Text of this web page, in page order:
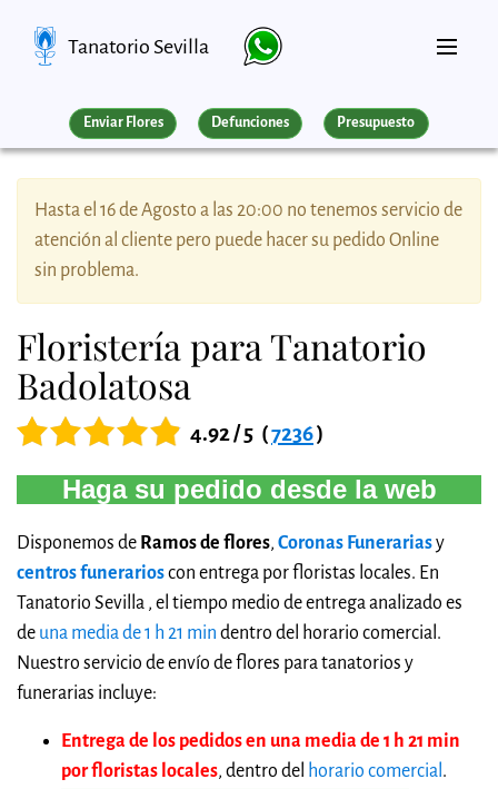
Tanatorio Sevilla
Enviar Flores Defunciones Presupuesto
Hasta el 16 de Agosto a las 20:00 no tenemos servicio de
atención al cliente pero puede hacer su pedido Online
sin problema.
Floristería para Tanatorio
Badolatosa
4.92 / 5 (7236)
Haga su pedido desde la web
Disponemos de Ramos de flores, Coronas Funerariasy
centros funerarioscon entrega por floristas locales. En
Tanatorio Sevilla , el tiempo medio de entrega analizado es
de una media de 1 h 21 min dentro del horario comercial.
Nuestro servicio de envío de flores para tanatorios y
funerarias incluye:
Entrega de los pedidos en una media de 1 h 21 min
por floristas locales, dentro del horario comercial .